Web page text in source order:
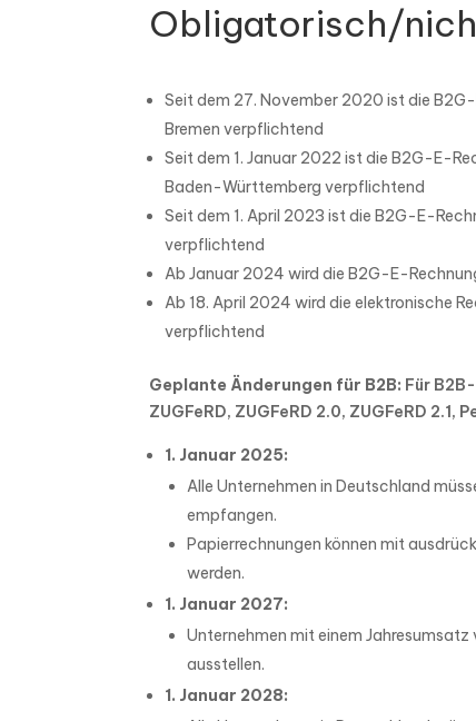
Obligatorisch/
Seit dem 27. November 2020 ist die
Bremen verpflichtend
Seit dem 1. Januar 2022 ist die B2G-E-
Baden-Württemberg verpflichtend
Seit dem 1. April 2023 ist die B2G-E-
verpflichtend
Ab Januar 2024 wird die B2G-E-
Ab 18. April 2024 wird die elektronische
verpflichtend
Geplante Änderungen für B2B: Für
ZUGFeRD, ZUGFeRD 2.0, ZUGFeRD 2.1,
1. Januar 2025:
Alle Unternehmen in Deutschland
empfangen.
Papierrechnungen können mit
werden.
1. Januar 2027:
Unternehmen mit einem
ausstellen.
1. Januar 2028: